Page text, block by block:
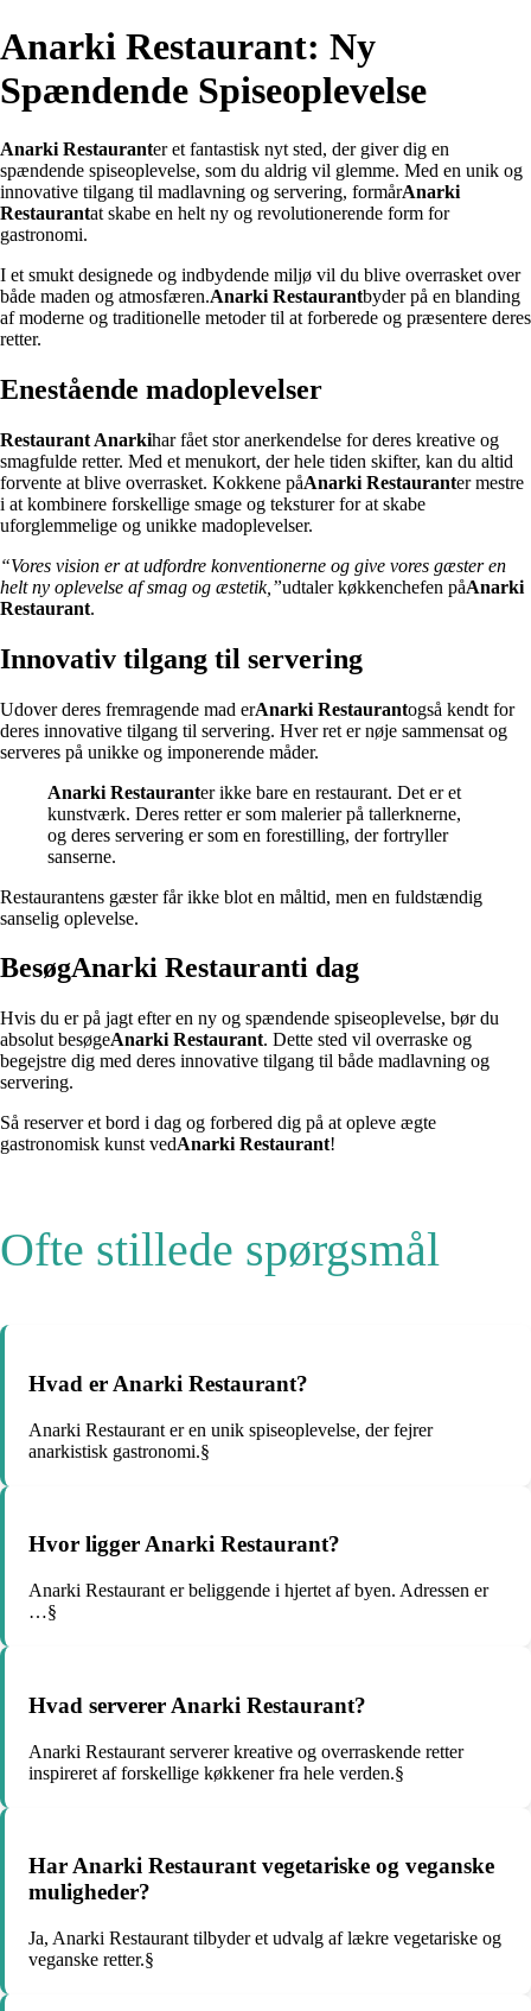
Anarki Restaurant: Ny
Spændende Spiseoplevelse
Anarki Restauranter et fantastisk nyt sted, der giver dig en
spændende spiseoplevelse, som du aldrig vil glemme. Med en unik og
innovative tilgang til madlavning og servering, formårAnarki
Restaurantat skabe en helt ny og revolutionerende form for
gastronomi.
I et smukt designede og indbydende miljø vil du blive overrasket over
både maden og atmosfæren.Anarki Restaurantbyder på en blanding
af moderne og traditionelle metoder til at forberede og præsentere deres
retter.
Enestående madoplevelser
Restaurant Anarkihar fået stor anerkendelse for deres kreative og
smagfulde retter. Med et menukort, der hele tiden skifter, kan du altid
forvente at blive overrasket. Kokkene påAnarki Restauranter mestre
i at kombinere forskellige smage og teksturer for at skabe
uforglemmelige og unikke madoplevelser.
“Vores vision er at udfordre konventionerne og give vores gæster en
helt ny oplevelse af smag og æstetik,”udtaler køkkenchefen påAnarki
Restaurant.
Innovativ tilgang til servering
Udover deres fremragende mad erAnarki Restaurantogså kendt for
deres innovative tilgang til servering. Hver ret er nøje sammensat og
serveres på unikke og imponerende måder.
Anarki Restauranter ikke bare en restaurant. Det er et
kunstværk. Deres retter er som malerier på tallerknerne,
og deres servering er som en forestilling, der fortryller
sanserne.
Restaurantens gæster får ikke blot en måltid, men en fuldstændig
sanselig oplevelse.
BesøgAnarki Restauranti dag
Hvis du er på jagt efter en ny og spændende spiseoplevelse, bør du
absolut besøgeAnarki Restaurant. Dette sted vil overraske og
begejstre dig med deres innovative tilgang til både madlavning og
servering.
Så reserver et bord i dag og forbered dig på at opleve ægte
gastronomisk kunst vedAnarki Restaurant!
Ofte stillede spørgsmål
Hvad er Anarki Restaurant?
Anarki Restaurant er en unik spiseoplevelse, der fejrer
anarkistisk gastronomi.§
Hvor ligger Anarki Restaurant?
Anarki Restaurant er beliggende i hjertet af byen. Adressen er
…§
Hvad serverer Anarki Restaurant?
Anarki Restaurant serverer kreative og overraskende retter
inspireret af forskellige køkkener fra hele verden.§
Har Anarki Restaurant vegetariske og veganske
muligheder?
Ja, Anarki Restaurant tilbyder et udvalg af lækre vegetariske og
veganske retter.§